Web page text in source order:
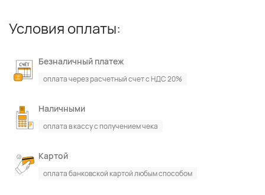
Условия оплаты:
Безналичный платеж
оплата через расчетный счет с НДС 20%
Наличными
оплата в кассу с получением чека
Картой
оплата банковской картой любым способом